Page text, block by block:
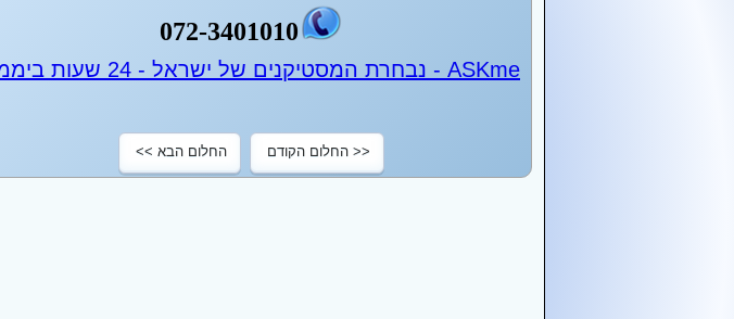
072-3401010
ASKme - נבחרת המסטיקנים של ישראל - 24 שעות ביממה
<< החלום הקודם החלום הבא >>